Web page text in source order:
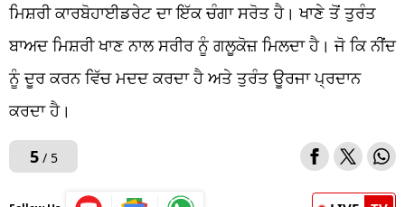
ਮਿਸ਼ਰੀ ਕਾਰਬੋਹਾਈਡਰੇਟ ਦਾ ਇੱਕ ਚੰਗਾ ਸਰੋਤ ਹੈ। ਖਾਣੇ ਤੋਂ ਤੁਰੰਤ
ਬਾਅਦ ਮਿਸ਼ਰੀ ਖਾਣ ਨਾਲ ਸਰੀਰ ਨੂੰ ਗਲੂਕੋਜ਼ ਮਿਲਦਾ ਹੈ। ਜੋ ਕਿ ਨੀਂਦ
ਨੂੰ ਦੂਰ ਕਰਨ ਵਿੱਚ ਮਦਦ ਕਰਦਾ ਹੈ ਅਤੇ ਤੁਰੰਤ ਊਰਜਾ ਪ੍ਰਦਾਨ
ਕਰਦਾ ਹੈ।
5/ 5